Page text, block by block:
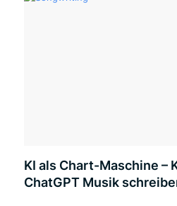
KI als Chart-Maschine –
ChatGPT Musik